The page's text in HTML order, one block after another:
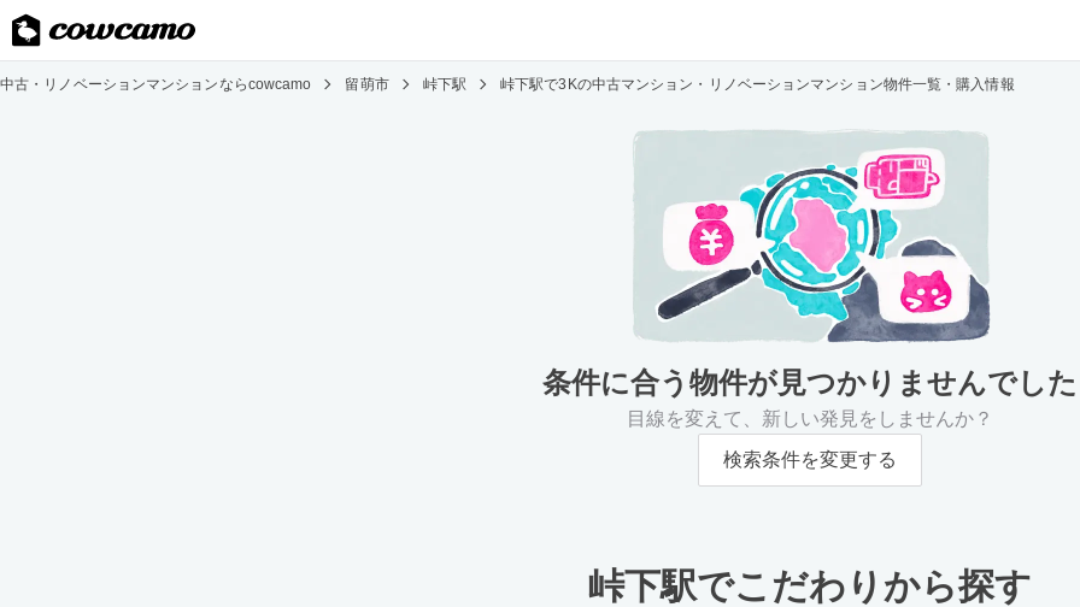
中古・リノベーションマンションならcowcamo 留萌市 峠下駅 峠下駅で3Kの中古マンション・リノベーションマンション物件一覧・購入情報
条件に合う物件が見つかりませんでした
目線を変えて、新しい発見をしませんか？
検索条件を変更する
峠下駅でこだわりから探す